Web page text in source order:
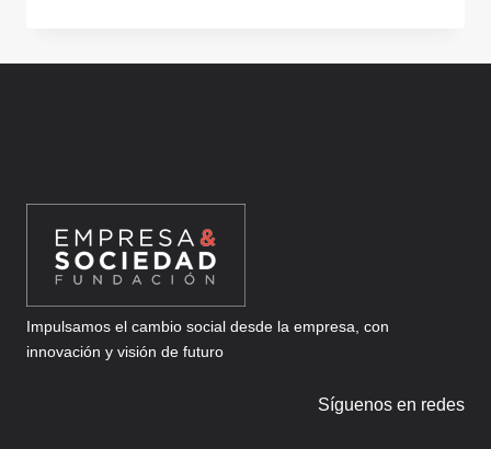
Impulsamos el cambio social desde la empresa, con
innovación y visión de futuro
Síguenos en redes